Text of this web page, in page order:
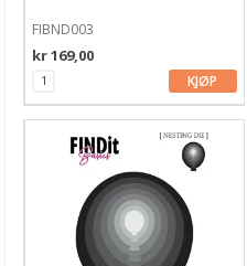
Stanseverktøy
Punchere
BetterPress System
Alfabet dies
Altenew
Arden Creative Studio
FIBND003
kr 169,00
KJØP